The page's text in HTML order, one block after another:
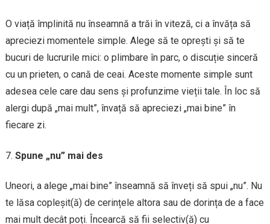
O viață împlinită nu înseamnă a trăi în viteză, ci a învăța să
apreciezi momentele simple. Alege să te oprești și să te
bucuri de lucrurile mici: o plimbare în parc, o discuție sinceră
cu un prieten, o cană de ceai. Aceste momente simple sunt
adesea cele care dau sens și profunzime vieții tale. În loc să
alergi după „mai mult”, învață să apreciezi „mai bine” în
fiecare zi.
Spune „nu” mai des
Uneori, a alege „mai bine” înseamnă să înveți să spui „nu”. Nu
te lăsa copleșit(ă) de cerințele altora sau de dorința de a face
mai mult decât poți. Încearcă să fii selectiv(ă) cu